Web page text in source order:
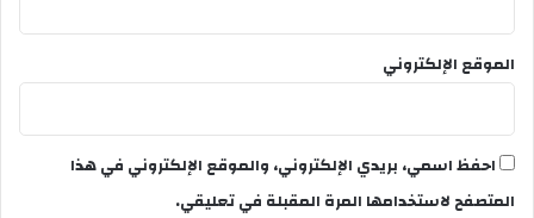
الموقع الإلكتروني
احفظ اسمي، بريدي الإلكتروني، والموقع الإلكتروني في هذا
المتصفح لاستخدامها المرة المقبلة في تعليقي.